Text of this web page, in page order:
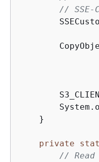
// SSE-
    }
private
//